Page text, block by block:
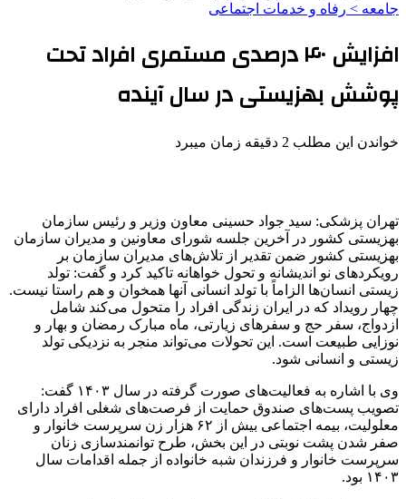
جامعه > رفاه و خدمات اجتماعی
افزایش ۴۰ درصدی مستمری‌ افراد تحت
پوشش بهزیستی در سال آینده
خواندن این مطلب 2 دقیقه زمان میبرد
تهران پزشکی: سید جواد حسینی معاون وزیر و رئیس سازمان
بهزیستی کشور در آخرین جلسه شورای معاونین و مدیران سازمان
بهزیستی کشور ضمن تقدیر از تلاش‌های مدیران سازمان بر
رویکردهای نو اندیشانه و تحول‌ خواهانه تاکید کرد و گفت: تولد
زیستی انسان‌ها الزاماً با تولد انسانی آنها همخوان و هم راستا نیست.
چهار رویداد که در ایران زندگی افراد را متحول می‌کند شامل
ازدواج، سفر حج و سفرهای زیارتی، ماه مبارک رمضان و بهار و
نوزایی طبیعت است. این تحولات می‌تواند منجر به نزدیکی تولد
زیستی و انسانی شود.
وی با اشاره به فعالیت‌های صورت گرفته در سال ۱۴۰۳ گفت:
تصویب پست‌های صندوق حمایت از فرصت‌های شغلی افراد دارای
معلولیت، بیمه اجتماعی بیش از ۶۲ هزار زن سرپرست خانوار و
صفر شدن پشت نوبتی در این بخش، طرح توانمندسازی زنان
سرپرست خانوار و فرزندان شبه خانواده از جمله اقدامات سال
۱۴۰۳ بود.